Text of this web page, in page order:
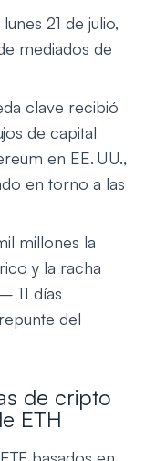
21 de julio,
mediados de
clave recibió
de capital
en EE. UU.,
en torno a las
millones la
y la racha
11 días
del
de cripto
ETH